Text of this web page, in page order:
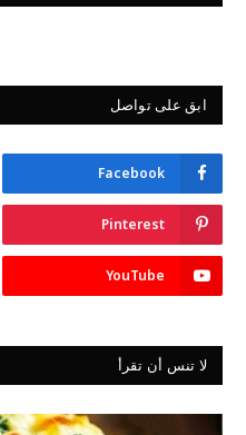
ابق على تواصل
Facebook
Pinterest
YouTube
لا تنس أن تقرأ